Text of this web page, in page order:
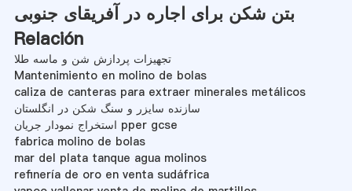
بتن شکن برای اجاره در آفریقای جنوبی
Relación
تجهیزات پردازش شن و ماسه طلا
Mantenimiento en molino de bolas
caliza de canteras para extraer minerales metálicos
سازنده سایزر و سنگ شکن در انگلستان
استخراج نمودار جریان pper gcse
fabrica molino de bolas
mar del plata tanque agua molinos
refinería de oro en venta sudáfrica